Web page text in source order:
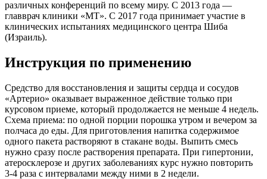
различных конференций по всему миру. С 2013 года —
главврач клиники «МТ». С 2017 года принимает участие в
клинических испытаниях медицинского центра Шиба
(Израиль).
Инструкция по применению
Средство для восстановления и защиты сердца и сосудов
«Артерио» оказывает выраженное действие только при
курсовом приеме, который продолжается не меньше 4 недель.
Схема приема: по одной порции порошка утром и вечером за
полчаса до еды. Для приготовления напитка содержимое
одного пакета растворяют в стакане воды. Выпить смесь
нужно сразу после растворения препарата. При гипертонии,
атеросклерозе и других заболеваниях курс нужно повторить
3-4 раза с интервалами между ними в 2 недели.